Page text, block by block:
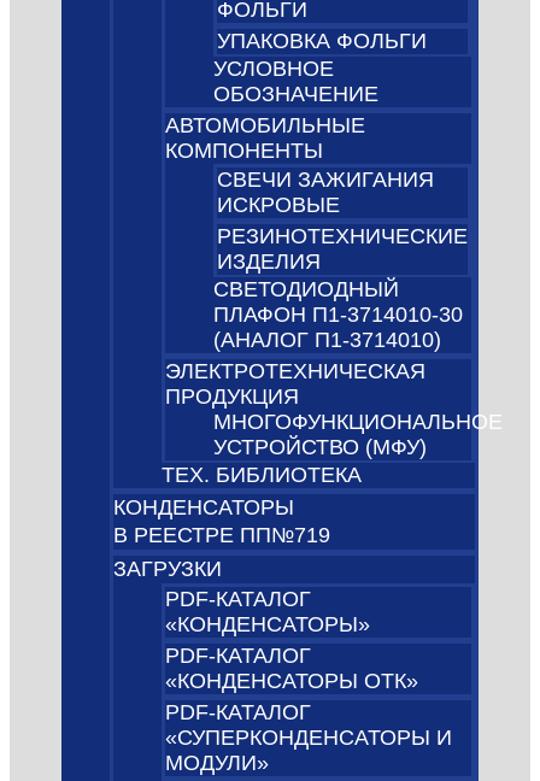
ФОЛЬГИ
УПАКОВКА ФОЛЬГИ
УСЛОВНОЕ
ОБОЗНАЧЕНИЕ
АВТОМОБИЛЬНЫЕ
КОМПОНЕНТЫ
СВЕЧИ ЗАЖИГАНИЯ
ИСКРОВЫЕ
РЕЗИНОТЕХНИЧЕСКИЕ
ИЗДЕЛИЯ
СВЕТОДИОДНЫЙ
ПЛАФОН П1-3714010-30
(АНАЛОГ П1-3714010)
ЭЛЕКТРОТЕХНИЧЕСКАЯ
ПРОДУКЦИЯ
МНОГОФУНКЦИОНАЛЬНОЕ
УСТРОЙСТВО (МФУ)
ТЕХ. БИБЛИОТЕКА
КОНДЕНСАТОРЫ
В РЕЕСТРЕ ПП№719
ЗАГРУЗКИ
PDF-КАТАЛОГ
«КОНДЕНСАТОРЫ»
PDF-КАТАЛОГ
«КОНДЕНСАТОРЫ ОТК»
PDF-КАТАЛОГ
«СУПЕРКОНДЕНСАТОРЫ И
МОДУЛИ»